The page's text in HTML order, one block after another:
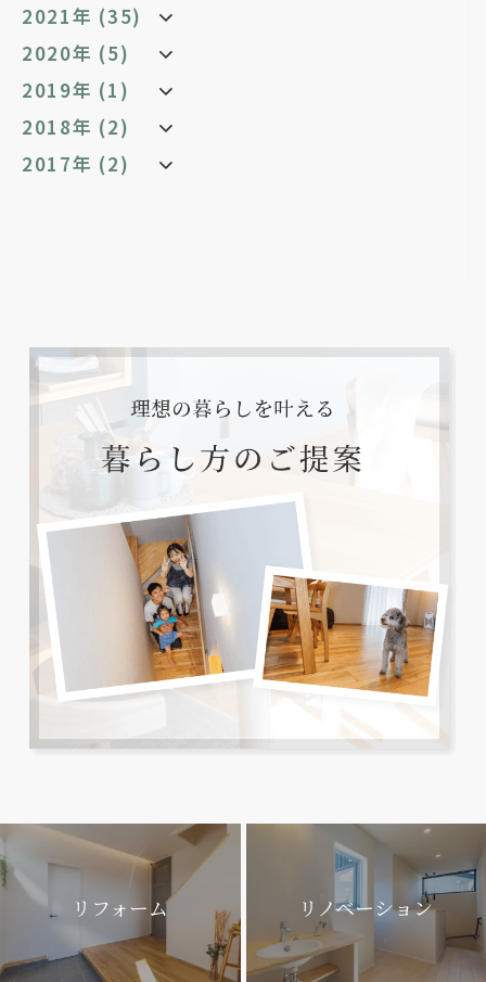
2021年 (35)
2020年 (5)
2019年 (1)
2018年 (2)
2017年 (2)
リフォーム リノベーション